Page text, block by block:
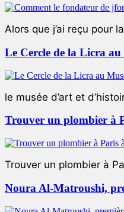
Alors que j’ai reçu pour
Le Cercle de la Licra au
le musée d’art et
Trouver un plombier à
Trouver un plombier à
Noura Al-Matroushi,